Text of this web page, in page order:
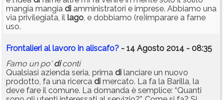
mangia mangia di amministratori e imprese. Abbiamo una
via privilegiata, il lago, e dobbiamo (re)imparare a farne
uso.
Frontalieri al lavoro in aliscafo? - 14 Agosto 2014 - 08:35
Famo un po'diconti
Qualsiasi azienda seria, prima di lanciare un nuovo
prodotto, fa una ricerca di mercato. La fa la Barilla, la
deve fare il comune. La domanda è semplice: “Quanti